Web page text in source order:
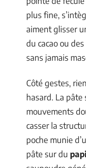
plus fine,
aiment glisser
du cacao ou
sans jamais
Côté gestes,
hasard. La pâte
mouvements
casser la
poche munie
pâte sur du